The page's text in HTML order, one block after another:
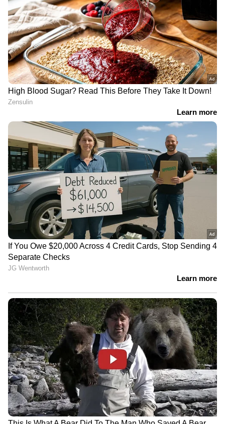
പഠിച്ചില്ല, ഭയപ്പെടുത്തി
കീഴ്പ്പെടുത്തലാണ് ലക്ഷ്യം';
വി.കുഞ്ഞികൃഷ്ണൻ
അമിത് ഷാ സഭയില്‍
എത്തണമെന്ന് പ്രതിപക്ഷം;
ആവശ്യം ഷായെ
അറിയിക്കണമെന്ന് രാജ്യസഭാ
അധ്യക്ഷന്‍ | Amit Shah